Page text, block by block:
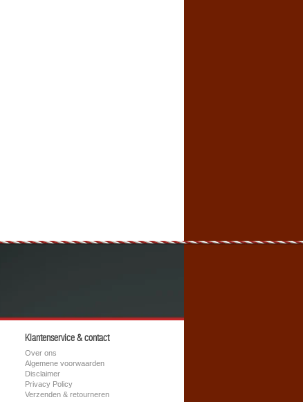
Klantenservice & contact
Over ons
Algemene voorwaarden
Disclaimer
Privacy Policy
Verzenden & retourneren